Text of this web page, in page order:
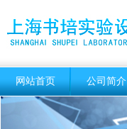
网站首页 公司简介